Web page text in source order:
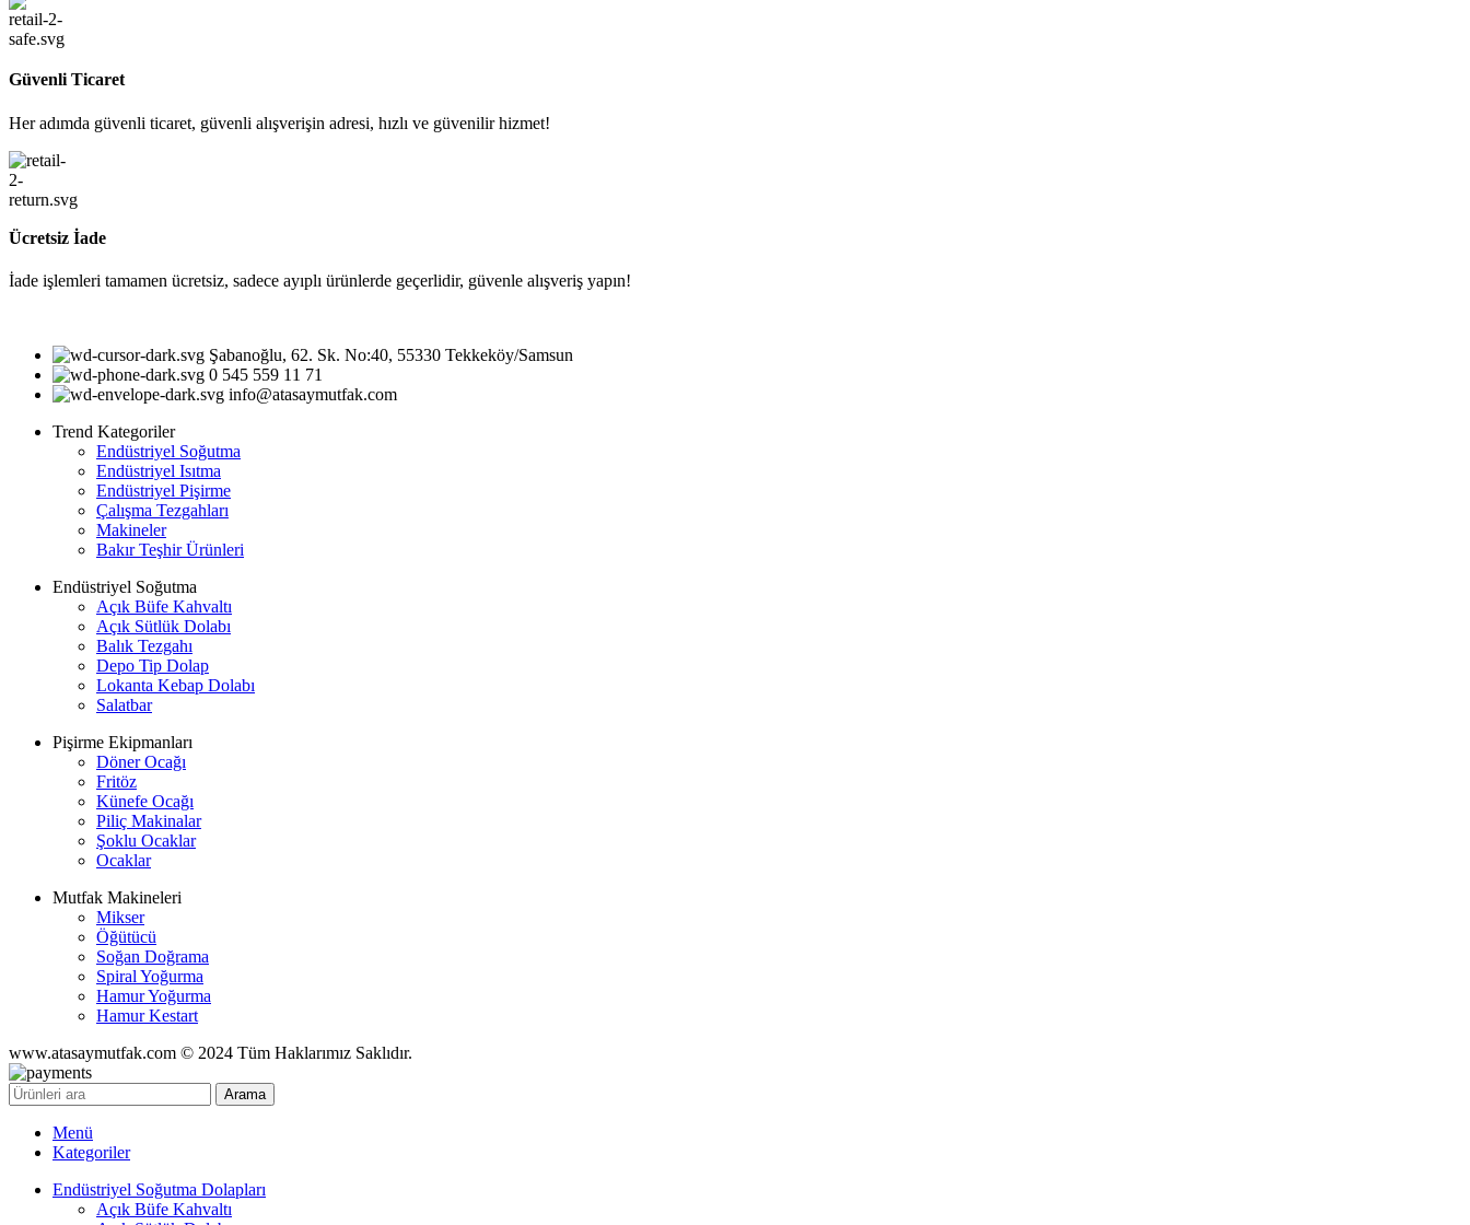
Güvenli Ticaret
Her adımda güvenli ticaret, güvenli alışverişin adresi, hızlı ve güvenilir hizmet!
Ücretsiz İade
İade işlemleri tamamen ücretsiz, sadece ayıplı ürünlerde geçerlidir, güvenle alışveriş yapın!
Şabanoğlu, 62. Sk. No:40, 55330 Tekkeköy/Samsun
0 545 559 11 71
info@atasaymutfak.com
Trend Kategoriler
Endüstriyel Soğutma
Endüstriyel Isıtma
Endüstriyel Pişirme
Çalışma Tezgahları
Makineler
Bakır Teşhir Ürünleri
Endüstriyel Soğutma
Açık Büfe Kahvaltı
Açık Sütlük Dolabı
Balık Tezgahı
Depo Tip Dolap
Lokanta Kebap Dolabı
Salatbar
Pişirme Ekipmanları
Döner Ocağı
Fritöz
Künefe Ocağı
Piliç Makinalar
Şoklu Ocaklar
Ocaklar
Mutfak Makineleri
Mikser
Öğütücü
Soğan Doğrama
Spiral Yoğurma
Hamur Yoğurma
Hamur Kestart
www.atasaymutfak.com © 2024 Tüm Haklarımız Saklıdır.
Arama
Menü
Kategoriler
Endüstriyel Soğutma Dolapları
Açık Büfe Kahvaltı